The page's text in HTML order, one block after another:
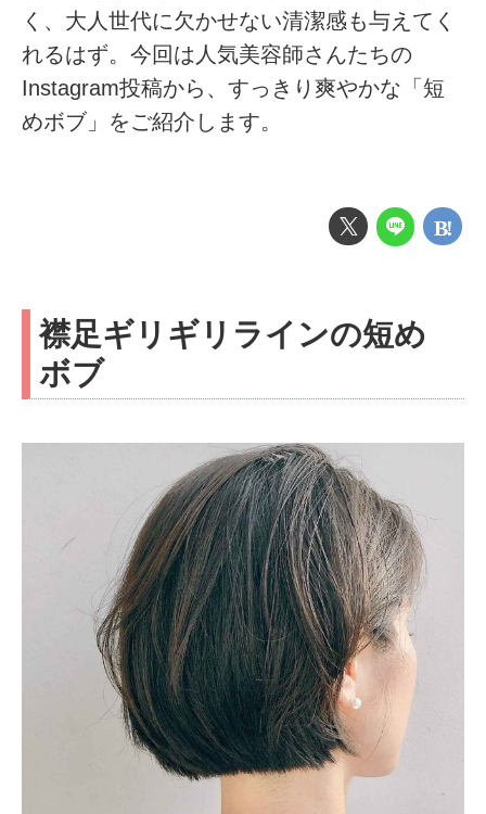
く、大人世代に欠かせない清潔感も与えてく
れるはず。今回は人気美容師さんたちの
Instagram投稿から、すっきり爽やかな「短
めボブ」をご紹介します。
襟足ギリギリラインの短め
ボブ